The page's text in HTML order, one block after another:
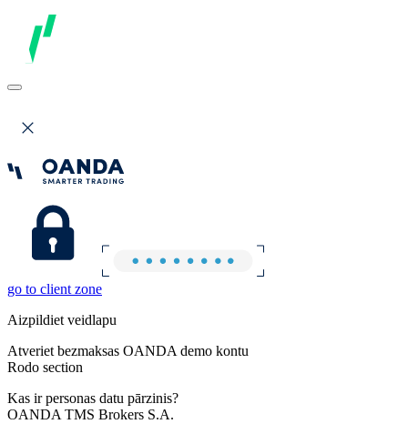
go to client zone
Aizpildiet veidlapu
Atveriet bezmaksas OANDA demo kontu
Rodo section
Kas ir personas datu pārzinis?
OANDA TMS Brokers S.A.